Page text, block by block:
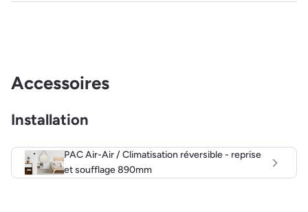
Accessoires
Installation
PAC Air-Air / Climatisation réversible - reprise
et soufflage 890mm